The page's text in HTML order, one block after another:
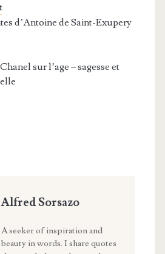
d’Antoine de Saint-Exupery
sur l’age – sagesse et
Alfred Sorsazo
A seeker of inspiration and
beauty in words. I share quotes